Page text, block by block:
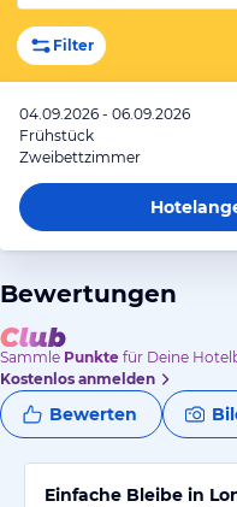
Filter
04.09.2026 - 06.09.2026
Frühstück
Zweibettzimmer
Bewertungen
Sammle Punkte für Deine
Kostenlos anmelden
Bewerten
Einfache Bleibe in